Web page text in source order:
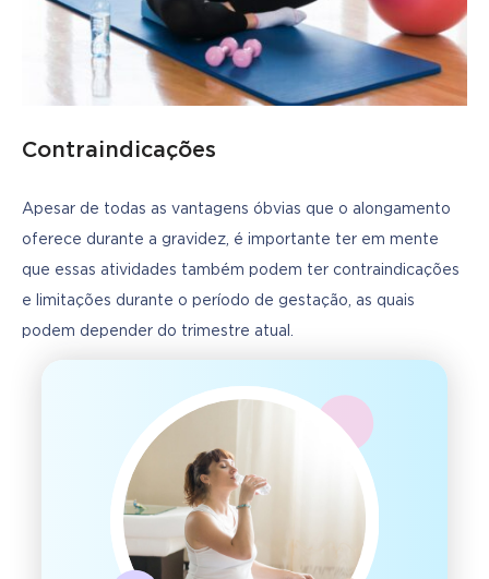
Contraindicações
Apesar de todas as vantagens óbvias que o alongamento
oferece durante a gravidez, é importante ter em mente
que essas atividades também podem ter contraindicações
e limitações durante o período de gestação, as quais
podem depender do trimestre atual.